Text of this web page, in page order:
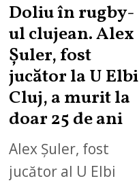
Doliu în rugby-
ul clujean. Alex
Șuler, fost
jucător la U Elbi
Cluj, a murit la
doar 25 de ani
Alex Șuler, fost
jucător al U Elbi